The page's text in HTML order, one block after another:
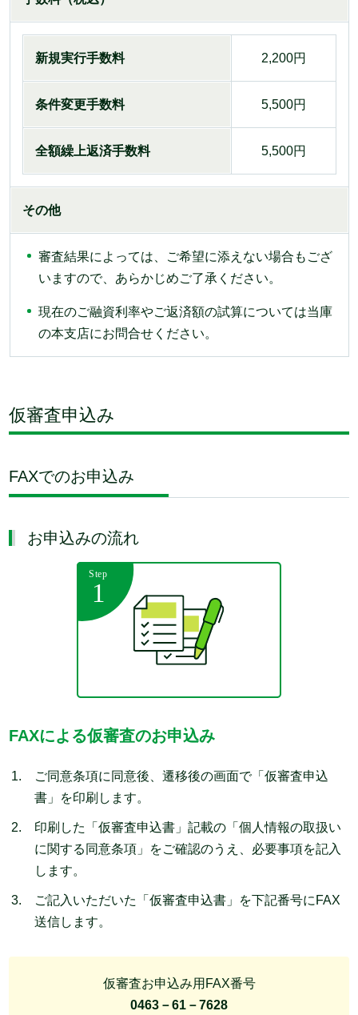
新規実行手数料 2,200円
条件変更手数料 5,500円
全額繰上返済手数料 5,500円
その他
審査結果によっては、ご希望に添えない場合もござ
いますので、あらかじめご了承ください。
現在のご融資利率やご返済額の試算については当庫
の本支店にお問合せください。
仮審査申込み
FAXでのお申込み
お申込みの流れ
FAXによる仮審査のお申込み
ご同意条項に同意後、遷移後の画面で「仮審査申込
書」を印刷します。
印刷した「仮審査申込書」記載の「個人情報の取扱い
に関する同意条項」をご確認のうえ、必要事項を記入
します。
ご記入いただいた「仮審査申込書」を下記番号にFAX
送信します。
仮審査お申込み用FAX番号
0463－61－7628